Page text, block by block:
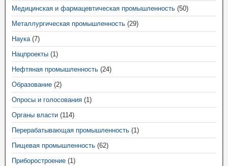
Медицинская и фармацевтическая промышленность (50)
Металлургическая промышленность (29)
Наука(7)
Нацпроекты (1)
Нефтяная промышленность (24)
Образование (2)
Опросы и голосования (1)
Органы власти (114)
Перерабатывающая промышленность (1)
Пищевая промышленность (62)
Приборостроение (1)